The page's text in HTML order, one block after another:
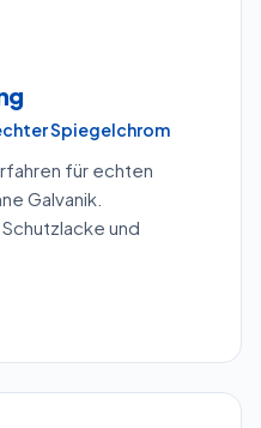
Spiegelchrom
für echten
Galvanik.
und